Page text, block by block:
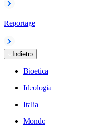
Reportage
Indietro
Bioetica
Ideologia
Italia
Mondo